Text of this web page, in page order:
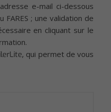
e-mail ci-dessous
; une validation de
en cliquant sur le
, qui permet de vous